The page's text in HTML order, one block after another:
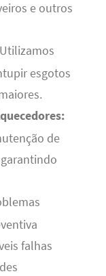
e outros
esgotos
de
falhas